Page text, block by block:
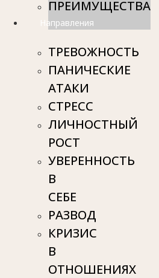
ПРЕИМУЩЕСТВА
Направления
ТРЕВОЖНОСТЬ
ПАНИЧЕСКИЕ
АТАКИ
СТРЕСС
ЛИЧНОСТНЫЙ
РОСТ
УВЕРЕННОСТЬ
В
СЕБЕ
РАЗВОД
КРИЗИС
В
ОТНОШЕНИЯХ